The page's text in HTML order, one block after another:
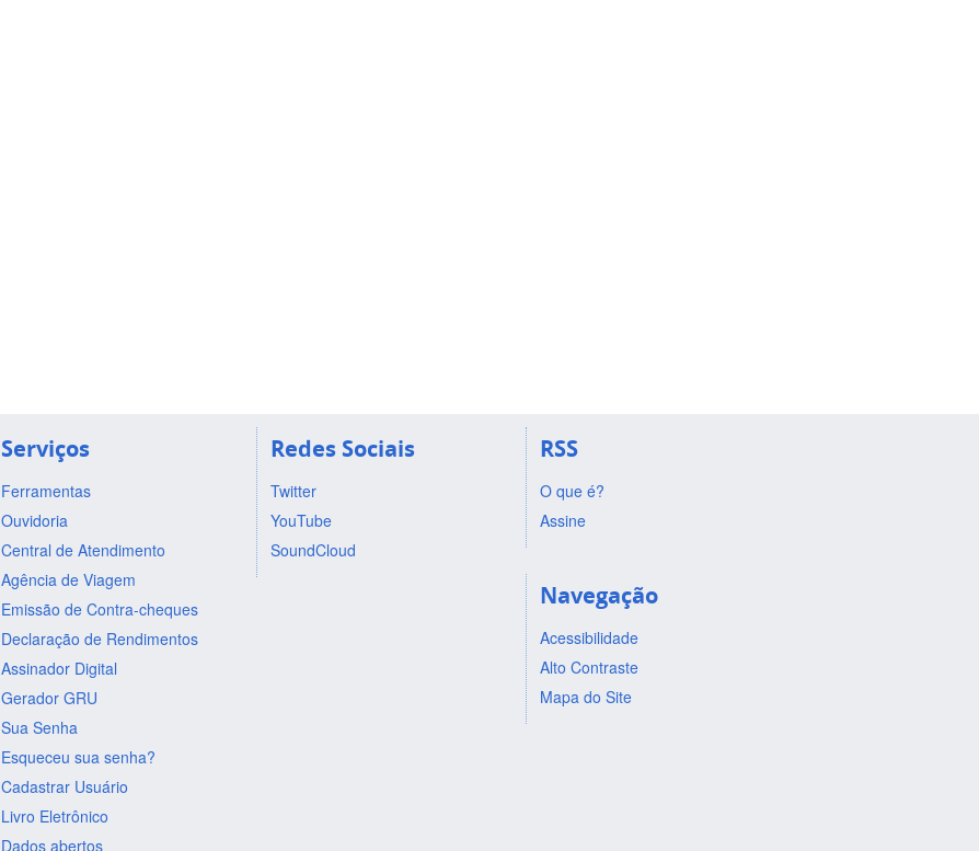
Serviços
Ferramentas
Ouvidoria
Central de Atendimento
Agência de Viagem
Emissão de Contra-cheques
Declaração de Rendimentos
Assinador Digital
Gerador GRU
Sua Senha
Esqueceu sua senha?
Cadastrar Usuário
Livro Eletrônico
Dados abertos
Redes Sociais
Twitter
YouTube
SoundCloud
RSS
O que é?
Assine
Navegação
Acessibilidade
Alto Contraste
Mapa do Site